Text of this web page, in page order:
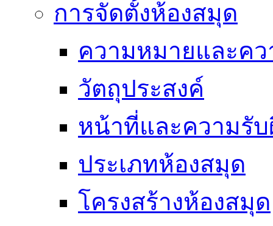
การจัดตั้งห้องสมุด
ความหมายและค
วัตถุประสงค์
หน้าที่และความรั
ประเภทห้องสมุด
โครงสร้างห้องสมุด